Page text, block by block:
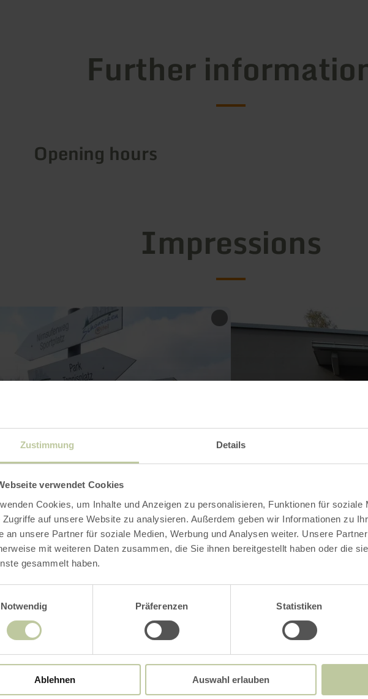
Zustimmung Details
verwendet Cookies
Cookies, um Inhalte und Anzeigen zu personalisieren, Funktionen für soziale
Zugriffe auf unsere Website zu analysieren. Außerdem geben wir Informationen zu
an unsere Partner für soziale Medien, Werbung und Analysen weiter. Unsere
mit weiteren Daten zusammen, die Sie ihnen bereitgestellt haben oder die
gesammelt haben.
Notwendig
Präferenzen Statistiken
Ablehnen Auswahl erlauben
Further
Opening hours
Impressions
Open gallery
Contact